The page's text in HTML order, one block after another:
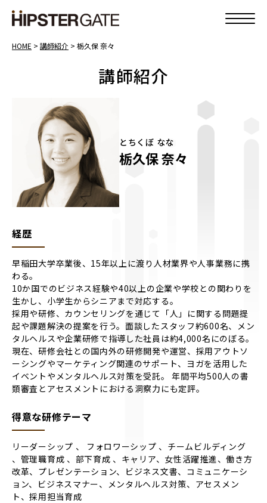
HOME > 講師紹介 > 栃久保 奈々
講師紹介
とちくぼ なな
栃久保 奈々
経歴
早稲田大学卒業後、15年以上に渡り人材業界や人事業務に携
わる。
10か国でのビジネス経験や40以上の企業や学校との関わりを
生かし、小学生からシニアまで対応する。
採用や研修、カウンセリングを通じて「人」に関する問題提
起や課題解決の提案を行う。面談したスタッフ約600名、メン
タルヘルスや企業研修で指導した社員は約4,000名にのぼる。
現在、研修会社との国内外の研修開発や運営、採用アウトソ
ーシングやマーケティング関連のサポート、ヨガを活用した
イベントやメンタルヘルス対策を受託。 年間平均500人の書
類審査とアセスメントにおける洞察力にも定評。
得意な研修テーマ
リーダーシップ 、 フォロワーシップ 、チームビルディング
、管理職育成 、部下育成 、キャリア、女性活躍推進、働き方
改革、プレゼンテーション、ビジネス文書、コミュニケーシ
ョン、ビジネスマナー、メンタルヘルス対策、アセスメン
ト、採用担当育成